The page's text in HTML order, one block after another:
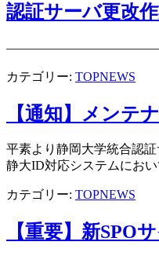
認証サーバ更改
カテゴリー: TOPNEWS
【通知】メンテ
平素より静岡大学統合認
静大ID対応システムにお
カテゴリー: TOPNEWS
【重要】新SPO